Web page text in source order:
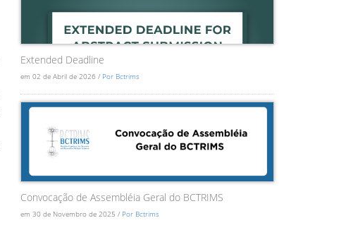
Extended Deadline
em 02 de Abril de 2026 / Por Bctrims
Convocação de Assembléia Geral do BCTRIMS
em 30 de Novembro de 2025 / Por Bctrims